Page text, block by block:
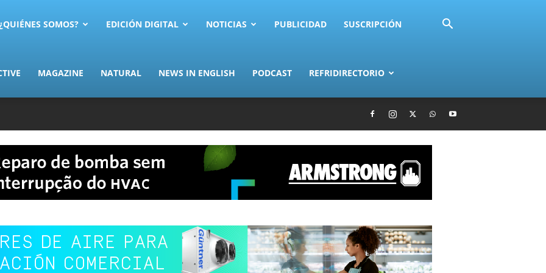
SOMOS? EDICIÓN DIGITAL NOTICIAS PUBLICIDAD SUSCRIPCIÓN
MAGAZINE NATURAL NEWS IN ENGLISH PODCAST REFRIDIRECTORIO